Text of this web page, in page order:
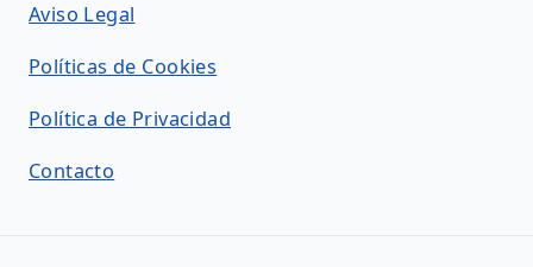
Aviso Legal
Políticas de Cookies
Política de Privacidad
Contacto